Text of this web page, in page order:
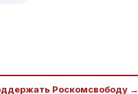
Роскомсвободу →